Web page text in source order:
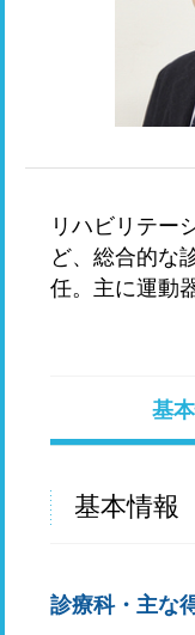
リハビリテー
ど、総合的な
任。主に運動
基
基本情報
診療科・主な